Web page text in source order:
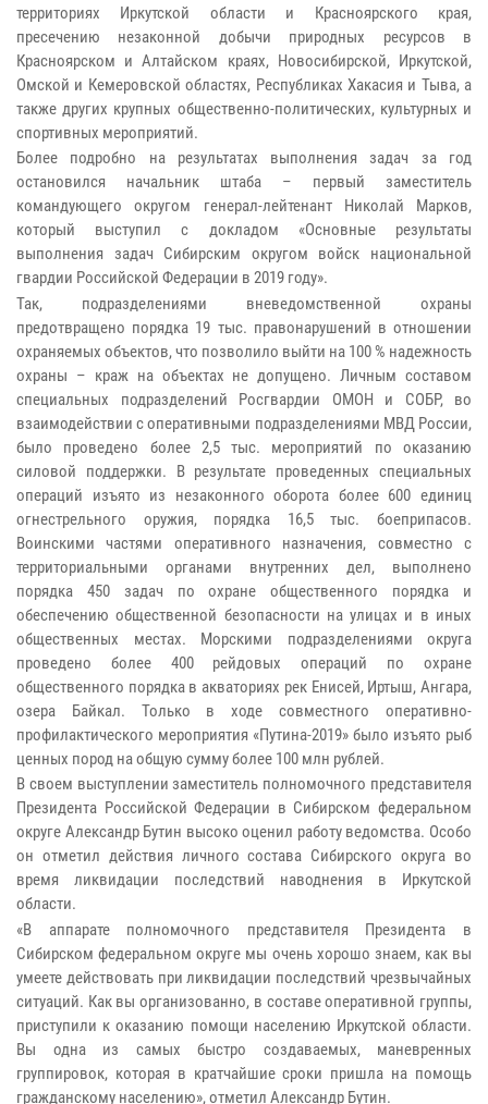
территориях Иркутской области и Красноярского края,
пресечению незаконной добычи природных ресурсов в
Красноярском и Алтайском краях, Новосибирской, Иркутской,
Омской и Кемеровской областях, Республиках Хакасия и Тыва, а
также других крупных общественно-политических, культурных и
спортивных мероприятий.
Более подробно на результатах выполнения задач за год
остановился начальник штаба – первый заместитель
командующего округом генерал-лейтенант Николай Марков,
который выступил с докладом «Основные результаты
выполнения задач Сибирским округом войск национальной
гвардии Российской Федерации в 2019 году».
Так, подразделениями вневедомственной охраны
предотвращено порядка 19 тыс. правонарушений в отношении
охраняемых объектов, что позволило выйти на 100 % надежность
охраны – краж на объектах не допущено. Личным составом
специальных подразделений Росгвардии ОМОН и СОБР, во
взаимодействии с оперативными подразделениями МВД России,
было проведено более 2,5 тыс. мероприятий по оказанию
силовой поддержки. В результате проведенных специальных
операций изъято из незаконного оборота более 600 единиц
огнестрельного оружия, порядка 16,5 тыс. боеприпасов.
Воинскими частями оперативного назначения, совместно с
территориальными органами внутренних дел, выполнено
порядка 450 задач по охране общественного порядка и
обеспечению общественной безопасности на улицах и в иных
общественных местах. Морскими подразделениями округа
проведено более 400 рейдовых операций по охране
общественного порядка в акваториях рек Енисей, Иртыш, Ангара,
озера Байкал. Только в ходе совместного оперативно-
профилактического мероприятия «Путина-2019» было изъято рыб
ценных пород на общую сумму более 100 млн рублей.
В своем выступлении заместитель полномочного представителя
Президента Российской Федерации в Сибирском федеральном
округе Александр Бутин высоко оценил работу ведомства. Особо
он отметил действия личного состава Сибирского округа во
время ликвидации последствий наводнения в Иркутской
области.
«В аппарате полномочного представителя Президента в
Сибирском федеральном округе мы очень хорошо знаем, как вы
умеете действовать при ликвидации последствий чрезвычайных
ситуаций. Как вы организованно, в составе оперативной группы,
приступили к оказанию помощи населению Иркутской области.
Вы одна из самых быстро создаваемых, маневренных
группировок, которая в кратчайшие сроки пришла на помощь
гражданскому населению», отметил Александр Бутин.